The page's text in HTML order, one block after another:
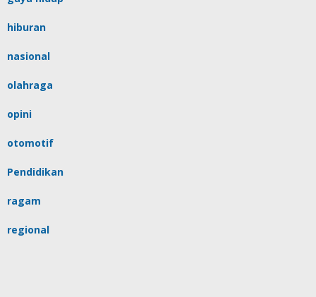
hiburan
nasional
olahraga
opini
otomotif
Pendidikan
ragam
regional